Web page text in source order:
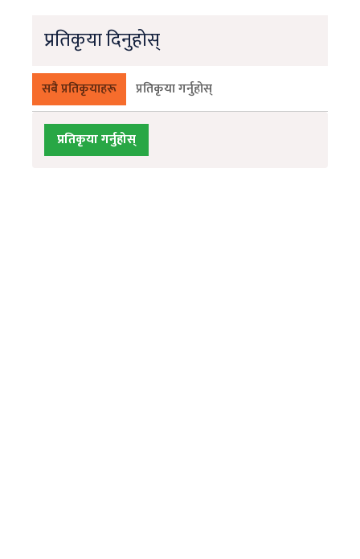
प्रतिकृया दिनुहोस्
सबै प्रतिकृयाहरू प्रतिकृया गर्नुहोस्
प्रतिकृया गर्नुहोस्